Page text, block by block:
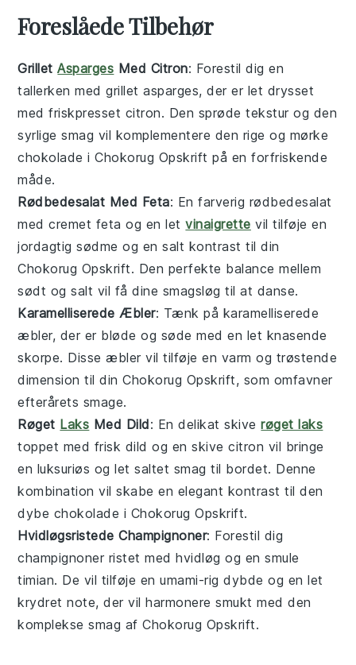
Foreslåede Tilbehør
GrilletAsparges Med Citron: Forestil dig en
tallerken medgrillet asparges, der er let drysset
med friskpresset citron. Den sprøde tekstur og den
syrlige smag vil komplementere den rige og mørke
chokolade i Chokorug Opskrift på en forfriskende
måde.
Rødbedesalat Med Feta: En farverig rødbedesalat
med cremet feta og en letvinaigrette vil tilføje en
jordagtig sødme og en salt kontrast til din
Chokorug Opskrift. Den perfekte balance mellem
sødt og salt vil få dine smagsløg til at danse.
Karamelliserede Æbler: Tænk på karamelliserede
æbler, der er bløde og søde med en let knasende
skorpe. Disseæbler vil tilføje en varm og trøstende
dimension til din Chokorug Opskrift, som omfavner
efterårets smage.
Røget Laks Med Dild: En delikat skiverøget laks
toppet med frisk dild og en skivecitron vil bringe
en luksuriøs og let saltet smag til bordet. Denne
kombination vil skabe en elegant kontrast til den
dybe chokolade i Chokorug Opskrift.
Hvidløgsristede Champignoner: Forestil dig
champignoner ristet medhvidløg og en smule
timian. De vil tilføje en umami-rig dybde og en let
krydret note, der vil harmonere smukt med den
komplekse smag af Chokorug Opskrift.